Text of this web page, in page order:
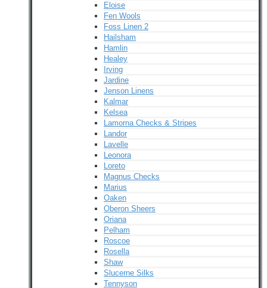
Eloise
Fen Wools
Foss Linen 2
Hailsham
Hamlin
Healey
Irving
Jardine
Jenson Linens
Kalmar
Kelsea
Lamorna Checks & Stripes
Landor
Lavelle
Leonora
Loreto
Magnus Checks
Marius
Oaken
Oberon Sheers
Oriana
Pelham
Roscoe
Rosella
Shaw
Slucerne Silks
Tennyson